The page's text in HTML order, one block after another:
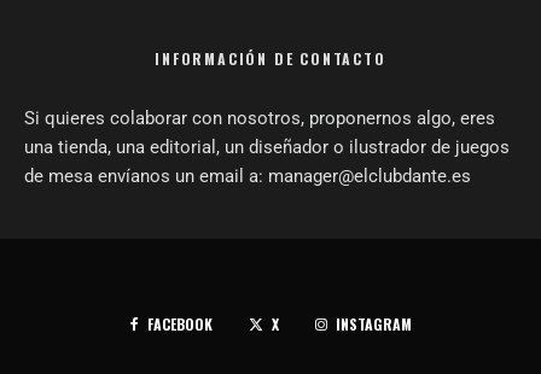
INFORMACIÓN DE CONTACTO
Si quieres colaborar con nosotros, proponernos algo, eres
una tienda, una editorial, un diseñador o ilustrador de juegos
de mesa envíanos un email a: manager@elclubdante.es
FACEBOOK X INSTAGRAM